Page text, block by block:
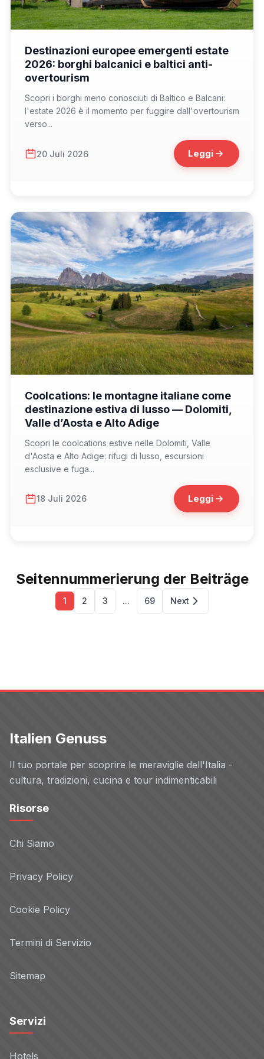
Destinazioni europee emergenti estate
2026: borghi balcanici e baltici anti-
overtourism
Scopri i borghi meno conosciuti di Baltico e Balcani:
l'estate 2026 è il momento per fuggire dall'overtourism
verso...
20 Juli 2026 Leggi
Coolcations: le montagne italiane come
destinazione estiva di lusso — Dolomiti,
Valle d’Aosta e Alto Adige
Scopri le coolcations estive nelle Dolomiti, Valle
d'Aosta e Alto Adige: rifugi di lusso, escursioni
esclusive e fuga...
18 Juli 2026 Leggi
Seitennummerierung der Beiträge
1 2 3 ... 69 Next
Italien Genuss
Il tuo portale per scoprire le meraviglie dell'Italia -
cultura, tradizioni, cucina e tour indimenticabili
Risorse
Chi Siamo
Privacy Policy
Cookie Policy
Termini di Servizio
Sitemap
Servizi
Hotels